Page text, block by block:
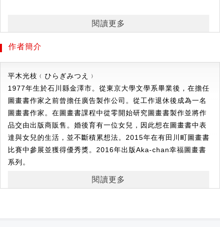
眉頭皺緊緊、小眼淚汪汪、小嘴張得好大好大，
我們的臉會做出不同的臉部表情，
一起跟著做做看，情緒變化的時候，五官會跟著如何變化呢？
玩，是孩子最重要的自主學習！
讓寶寶從遊戲中探索，刺激多感官學習，重複多次練習，
促進寶寶全腦開發的黃金生長期。
寶寶腦力發展的階段順序：
第一階段0歲開始：利用對比色刺激大腦
第二階段1歲開始：學習自己動手推拉
第三階段2、3歲開始：培育個性
閱讀更多
作者簡介
平木光枝﹙ひらぎみつえ﹚
1977年生於石川縣金澤市。從東京大學文學系畢業後，在擔任
圖畫書作家之前曾擔任廣告製作公司。從工作退休後成為一名
圖畫書作家。在圖畫書課程中從零開始研究圖畫書製作並將作
品交由出版商販售。婚後育有一位女兒，因此想在圖畫書中表
達與女兒的生活，並不斷積累想法。2015年在有田川町圖畫書
比賽中參展並獲得優秀獎。2016年出版Aka-chan幸福圖畫書
系列。
閱讀更多